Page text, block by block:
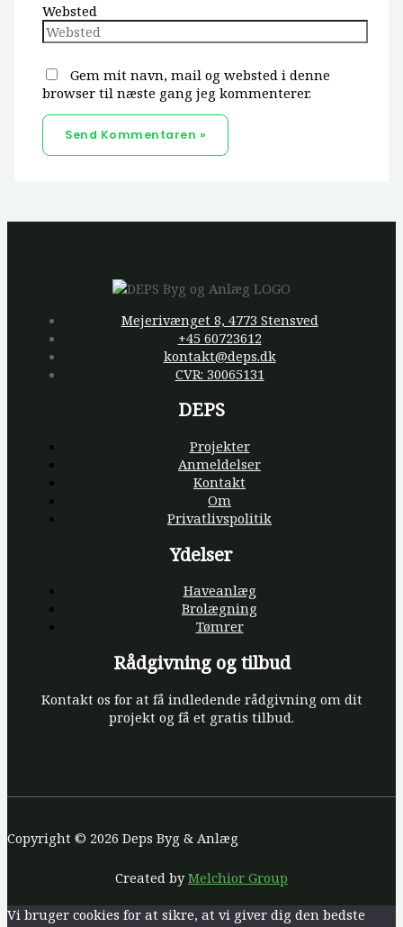
Websted
Gem mit navn, mail og websted i denne
browser til næste gang jeg kommenterer.
Mejerivænget 8, 4773 Stensved
+45 60723612
kontakt@deps.dk
CVR: 30065131
DEPS
Projekter
Anmeldelser
Kontakt
Om
Privatlivspolitik
Ydelser
Haveanlæg
Brolægning
Tømrer
Rådgivning og tilbud
Kontakt os for at få indledende rådgivning om dit
projekt og få et gratis tilbud.
Copyright © 2026 Deps Byg & Anlæg
Created byMelchior Group
Vi bruger cookies for at sikre, at vi giver dig den bedste